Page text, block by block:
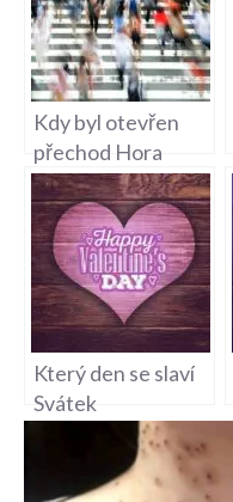
Kdy byl otevřen
přechod Hora
Svatého
Šebestiána – Nová
Dopravní Cesta
Který den se slaví
Svátek
zamilovaných
Svatý Valentýn –
Historie